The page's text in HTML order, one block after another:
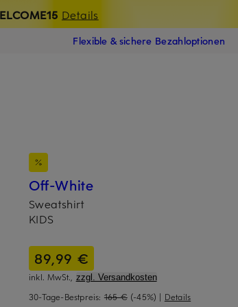
LAST15
sichernDetails
Flexible & sichere Bezahloptionen
Off-White
Sweatshirt
KIDS
89,99 €
inkl. MwSt., zzgl. Versandkosten
30-Tage-Bestpreis: 165 € (-45%) | Details